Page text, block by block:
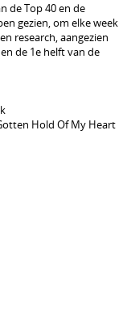
de Top 40 en de
gezien, om elke week
research, aangezien
de 1e helft van de
Hold Of My Heart